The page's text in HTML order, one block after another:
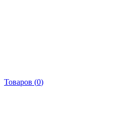
Товаров (0)